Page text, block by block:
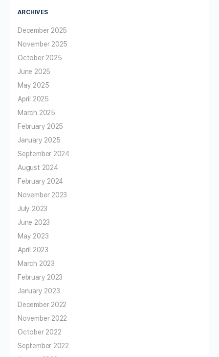
ARCHIVES
December 2025
November 2025
October 2025
June 2025
May 2025
April 2025
March 2025
February 2025
January 2025
September 2024
August 2024
February 2024
November 2023
July 2023
June 2023
May 2023
April 2023
March 2023
February 2023
January 2023
December 2022
November 2022
October 2022
September 2022